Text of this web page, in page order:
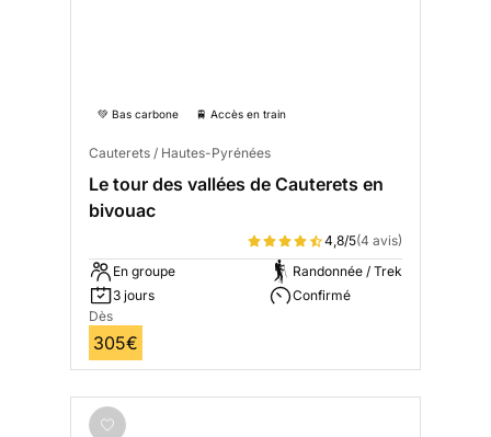
💚 Bas carbone 🚆 Accès en train
Cauterets / Hautes-Pyrénées
Le tour des vallées de Cauterets en
bivouac
4,8/5(4 avis)
En groupe
3 jours
Randonnée / Trek
Confirmé
Dès
305€